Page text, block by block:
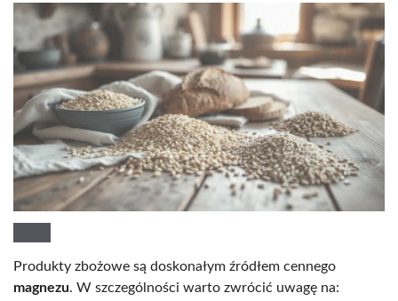
Produkty zbożowe są doskonałym źródłem cennego
magnezu. W szczególności warto zwrócić uwagę na: